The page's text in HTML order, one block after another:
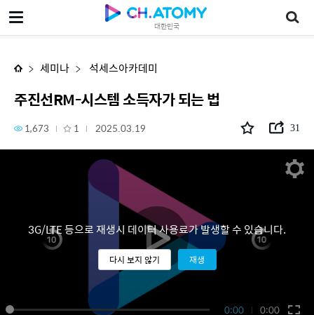
대한민국
주진선RM-시스템 소득자가 되는 법
세미나 석세스아카데미
주진선RM-시스템 소득자가 되는 법
1,673 1 2025.03.19 31
0:00 0:00
3G/LTE 등으로 재생시 데이터 사용료가 발생할 수 있습니다.
다시 보지 않기 재생